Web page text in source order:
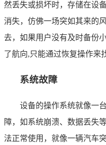
然丢失或损坏时，存储在设
消失，仿佛一场突如其来的
去，如果用户没有及时备份
了航向,只能通过恢复操作来
系统故障
设备的操作系统就像一
障，如系统崩溃、数据丢失
法正常使用，就像一辆汽车